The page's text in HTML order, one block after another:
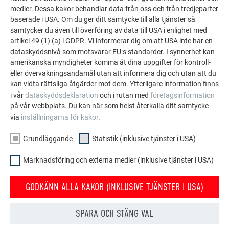
LÅT DIG INSPIRERAS
FLER OBJEKT
PREFA:s referensgalleri visar hur mångsidigt
aluminium kan användas. Upptäck fler imponerande
projekt med PREFA:s hållbara aluminiumlösningar för
tak, solenergi och fasader.
SE FLER REFERENSER
medier. Dessa kakor behandlar data från oss och från tredjeparter
baserade i USA. Om du ger ditt samtycke till alla tjänster så
samtycker du även till överföring av data till USA i enlighet med
artikel 49 (1) (a) i GDPR. Vi informerar dig om att USA inte har en
dataskyddsnivå som motsvarar EU:s standarder. I synnerhet kan
amerikanska myndigheter komma åt dina uppgifter för kontroll-
eller övervakningsändamål utan att informera dig och utan att du
kan vidta rättsliga åtgärder mot dem. Ytterligare information finns
i vårdataskyddsdeklaration och i rutan med företagsinformation
på vår webbplats. Du kan när som helst återkalla ditt samtycke
via inställningarna för kakor.
Grundläggande Statistik (inklusive tjänster i USA)
Marknadsföring och externa medier (inklusive tjänster i USA)
GODKÄNN ALLA KAKOR (INKLUSIVE TJÄNSTER I USA)
SPARA OCH STÄNG VAL